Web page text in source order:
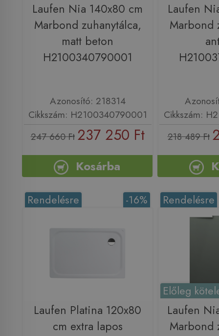
Laufen Nia 140x80 cm
Marbond zuhanytálca,
matt beton
H2100340790001
Azonosító: 218314
Cikkszám: H2100340790001
247 660 Ft 237 250 Ft
Kosárba
Laufen
Marbond
Cikkszám:
218 489 Ft
-16%
Rendelésre
Laufen Platina 120x80
cm extra lapos
Rendelésre
Előleg
Laufen
Marbond